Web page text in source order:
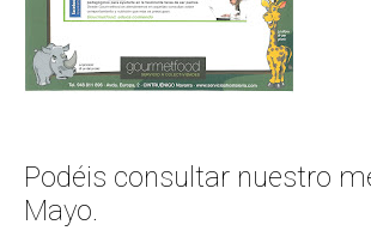
Podéis consultar nuestro
Mayo.